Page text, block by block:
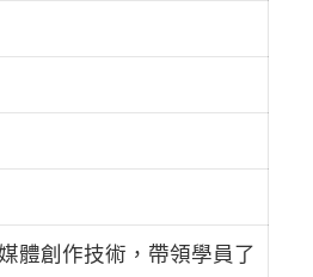
體創作技術，帶領學員了